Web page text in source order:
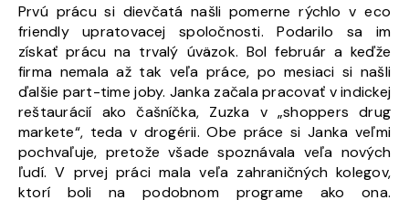
Prvú prácu si dievčatá našli pomerne rýchlo v eco
friendly upratovacej spoločnosti. Podarilo sa im
získať prácu na trvalý úväzok. Bol február a keďže
firma nemala až tak veľa práce, po mesiaci si našli
ďalšie part-time joby. Janka začala pracovať v indickej
reštaurácií ako čašníčka, Zuzka v „shoppers drug
markete“, teda v drogérii. Obe práce si Janka veľmi
pochvaľuje, pretože všade spoznávala veľa nových
ľudí. V prvej práci mala veľa zahraničných kolegov,
ktorí boli na podobnom programe ako ona.